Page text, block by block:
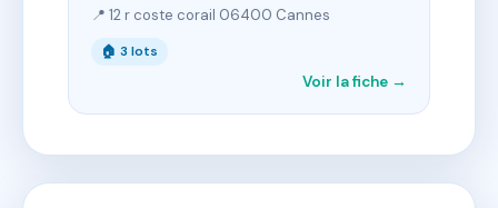
📍 12 r coste corail 06400 Cannes
🏠 3 lots
Voir la fiche →